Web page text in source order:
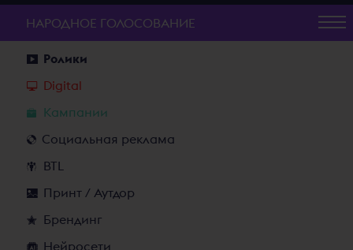
НАРОДНОЕ ГОЛОСОВАНИЕ
Ролики
Digital
Кампании
Социальная реклама
BTL
Принт / Аутдор
Брендинг
Нейросети